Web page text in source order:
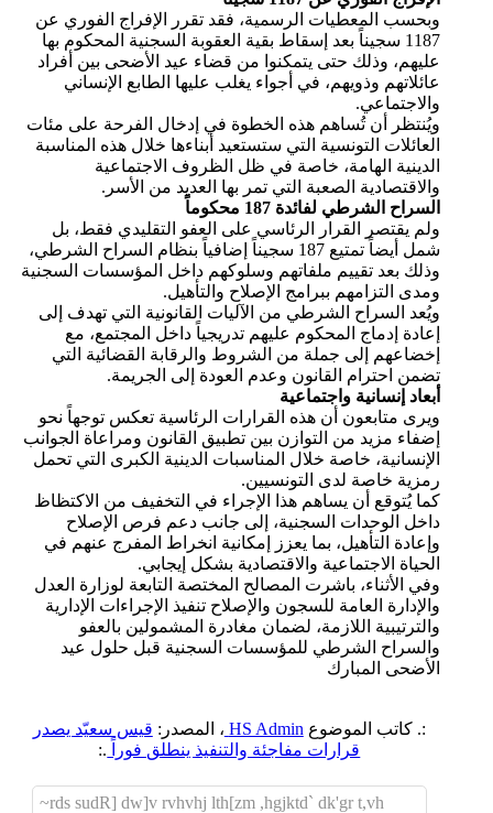
وبحسب المعطيات الرسمية، فقد تقرر الإفراج الفوري عن
1187 سجيناً بعد إسقاط بقية العقوبة السجنية المحكوم بها
عليهم، وذلك حتى يتمكنوا من قضاء عيد الأضحى بين أفراد
عائلاتهم وذويهم، في أجواء يغلب عليها الطابع الإنساني
والاجتماعي.
ويُنتظر أن تُساهم هذه الخطوة في إدخال الفرحة على مئات
العائلات التونسية التي ستستعيد أبناءها خلال هذه المناسبة
الدينية الهامة، خاصة في ظل الظروف الاجتماعية
والاقتصادية الصعبة التي تمر بها العديد من الأسر.
السراح الشرطي لفائدة 187 محكوماً
ولم يقتصر القرار الرئاسي على العفو التقليدي فقط، بل
شمل أيضاً تمتيع 187 سجيناً إضافياً بنظام السراح الشرطي،
وذلك بعد تقييم ملفاتهم وسلوكهم داخل المؤسسات السجنية
ومدى التزامهم ببرامج الإصلاح والتأهيل.
ويُعد السراح الشرطي من الآليات القانونية التي تهدف إلى
إعادة إدماج المحكوم عليهم تدريجياً داخل المجتمع، مع
إخضاعهم إلى جملة من الشروط والرقابة القضائية التي
تضمن احترام القانون وعدم العودة إلى الجريمة.
أبعاد إنسانية واجتماعية
ويرى متابعون أن هذه القرارات الرئاسية تعكس توجهاً نحو
إضفاء مزيد من التوازن بين تطبيق القانون ومراعاة الجوانب
الإنسانية، خاصة خلال المناسبات الدينية الكبرى التي تحمل
رمزية خاصة لدى التونسيين.
كما يُتوقع أن يساهم هذا الإجراء في التخفيف من الاكتظاظ
داخل الوحدات السجنية، إلى جانب دعم فرص الإصلاح
وإعادة التأهيل، بما يعزز إمكانية انخراط المفرج عنهم في
الحياة الاجتماعية والاقتصادية بشكل إيجابي.
وفي الأثناء، باشرت المصالح المختصة التابعة لوزارة العدل
والإدارة العامة للسجون والإصلاح تنفيذ الإجراءات الإدارية
والترتيبية اللازمة، لضمان مغادرة المشمولين بالعفو
والسراح الشرطي للمؤسسات السجنية قبل حلول عيد
الأضحى المبارك
:. كاتب الموضوع HS Admin ، المصدر: قيس سعيّد يصدر
قرارات مفاجئة والتنفيذ ينطلق فوراً .:
rds sudR] dw]v rvhvhj lth[zm ,hgjktd` dk'gr t,vh~